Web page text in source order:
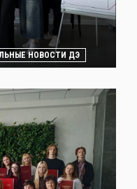
НОВОСТИ ДЭ